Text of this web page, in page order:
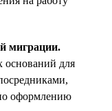
миграции.
оснований для
оформлению